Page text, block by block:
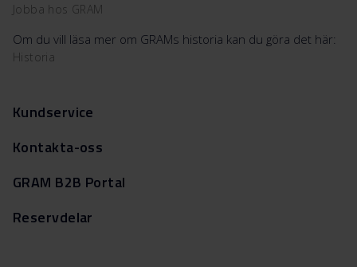
Jobba hos GRAM
Om du vill läsa mer om GRAMs historia kan du göra det här:
Historia
Kundservice
Kontakta-oss
GRAM B2B Portal
Reservdelar